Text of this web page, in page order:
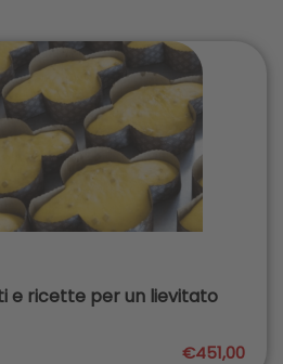
e ricette per un lievitato
€451,00